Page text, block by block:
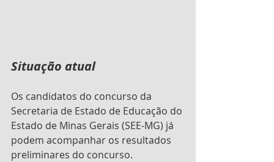
Situação atual
Os candidatos do concurso da
Secretaria de Estado de Educação do
Estado de Minas Gerais (SEE-MG) já
podem acompanhar os resultados
preliminares do concurso.